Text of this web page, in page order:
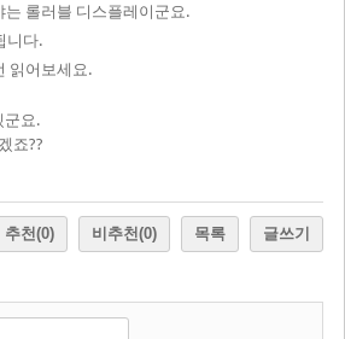
롤러블 디스플레이군요.
니다.
읽어보세요.
군요.
죠??
추천(0) 비추천(0) 목록 글쓰기